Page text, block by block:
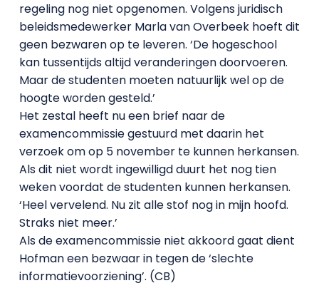
regeling nog niet opgenomen. Volgens juridisch
beleidsmedewerker Marla van Overbeek hoeft dit
geen bezwaren op te leveren. ‘De hogeschool
kan tussentijds altijd veranderingen doorvoeren.
Maar de studenten moeten natuurlijk wel op de
hoogte worden gesteld.’
Het zestal heeft nu een brief naar de
examencommissie gestuurd met daarin het
verzoek om op 5 november te kunnen herkansen.
Als dit niet wordt ingewilligd duurt het nog tien
weken voordat de studenten kunnen herkansen.
‘Heel vervelend. Nu zit alle stof nog in mijn hoofd.
Straks niet meer.’
Als de examencommissie niet akkoord gaat dient
Hofman een bezwaar in tegen de ‘slechte
informatievoorziening’. (CB)